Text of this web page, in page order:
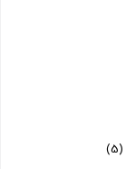
(5)